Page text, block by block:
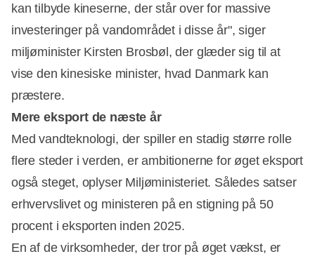
kan tilbyde kineserne, der står over for massive
investeringer på vandområdet i disse år", siger
miljøminister Kirsten Brosbøl, der glæder sig til at
vise den kinesiske minister, hvad Danmark kan
præstere.
Mere eksport de næste år
Med vandteknologi, der spiller en stadig større rolle
flere steder i verden, er ambitionerne for øget eksport
også steget, oplyser Miljøministeriet. Således satser
erhvervslivet og ministeren på en stigning på 50
procent i eksporten inden 2025.
En af de virksomheder, der tror på øget vækst, er